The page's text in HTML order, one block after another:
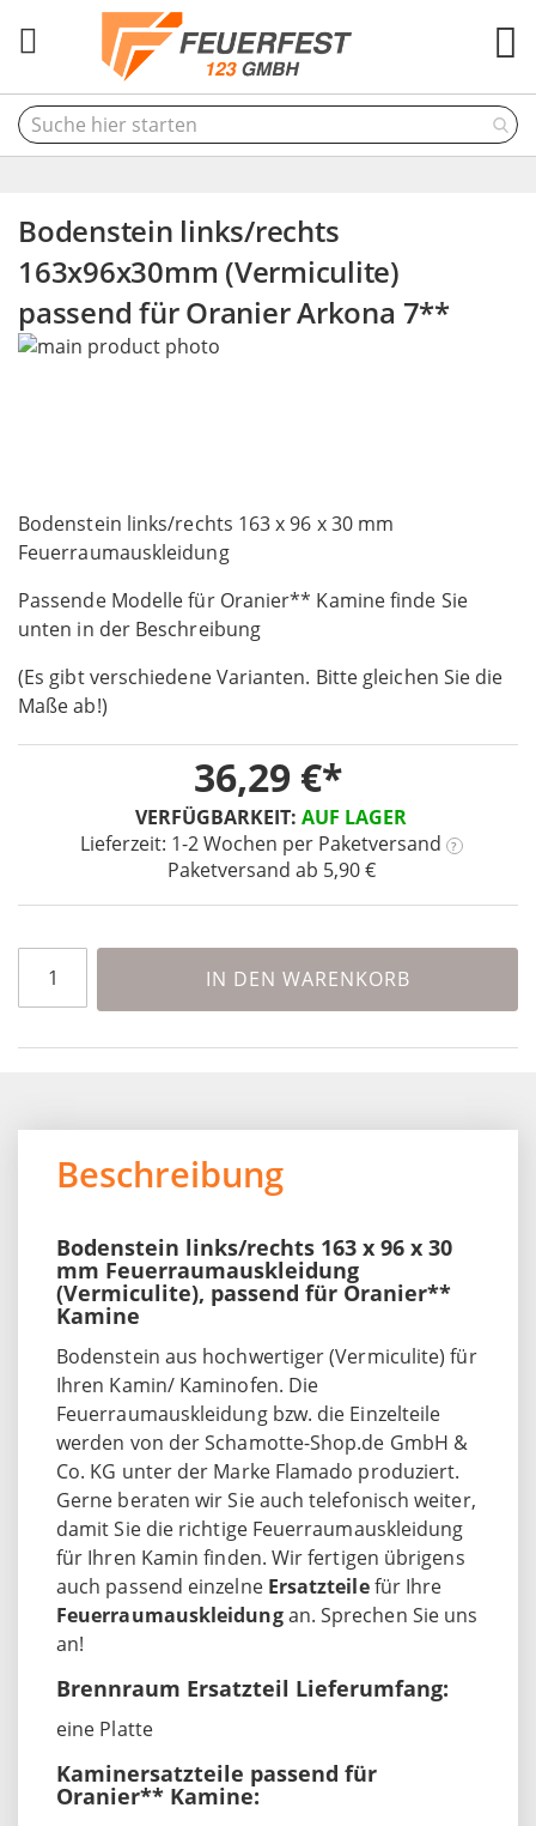
Bodenstein links/rechts
163x96x30mm (Vermiculite)
passend für Oranier Arkona 7**
Bodenstein links/rechts 163 x 96 x 30 mm
Feuerraumauskleidung
Passende Modelle für Oranier** Kamine finde Sie
unten in der Beschreibung
(Es gibt verschiedene Varianten. Bitte gleichen Sie die
Maße ab!)
VERFÜGBARKEIT: AUF LAGER
Lieferzeit: 1-2 Wochen per Paketversand ?
Paketversand ab 5,90 €
36,29 €
IN DEN WARENKORB
Skip
gallery
to
the
of
the
gallery
Beschreibung
Bodenstein links/rechts 163 x 96 x 30
mm Feuerraumauskleidung
(Vermiculite), passend für Oranier**
Kamine
Bodenstein aus hochwertiger (Vermiculite) für
Ihren Kamin/ Kaminofen. Die
Feuerraumauskleidung bzw. die Einzelteile
werden von der Schamotte-Shop.de GmbH &
Co. KG unter der Marke Flamado produziert.
Gerne beraten wir Sie auch telefonisch weiter,
damit Sie die richtige Feuerraumauskleidung
für Ihren Kamin finden. Wir fertigen übrigens
auch passend einzelne Ersatzteilefür Ihre
Feuerraumauskleidungan. Sprechen Sie uns
an!
Brennraum Ersatzteil Lieferumfang:
eine Platte
Kaminersatzteile passend für
Oranier** Kamine: